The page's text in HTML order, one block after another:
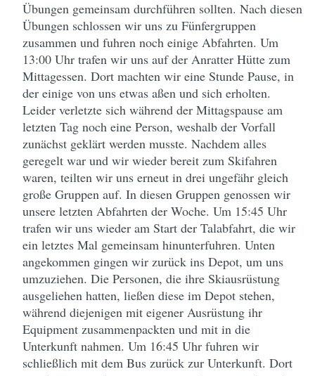
Übungen gemeinsam durchführen sollten. Nach diesen
Übungen schlossen wir uns zu Fünfergruppen
zusammen und fuhren noch einige Abfahrten. Um
13:00 Uhr trafen wir uns auf der Anratter Hütte zum
Mittagessen. Dort machten wir eine Stunde Pause, in
der einige von uns etwas aßen und sich erholten.
Leider verletzte sich während der Mittagspause am
letzten Tag noch eine Person, weshalb der Vorfall
zunächst geklärt werden musste. Nachdem alles
geregelt war und wir wieder bereit zum Skifahren
waren, teilten wir uns erneut in drei ungefähr gleich
große Gruppen auf. In diesen Gruppen genossen wir
unsere letzten Abfahrten der Woche. Um 15:45 Uhr
trafen wir uns wieder am Start der Talabfahrt, die wir
ein letztes Mal gemeinsam hinunterfuhren. Unten
angekommen gingen wir zurück ins Depot, um uns
umzuziehen. Die Personen, die ihre Skiausrüstung
ausgeliehen hatten, ließen diese im Depot stehen,
während diejenigen mit eigener Ausrüstung ihr
Equipment zusammenpackten und mit in die
Unterkunft nahmen. Um 16:45 Uhr fuhren wir
schließlich mit dem Bus zurück zur Unterkunft. Dort